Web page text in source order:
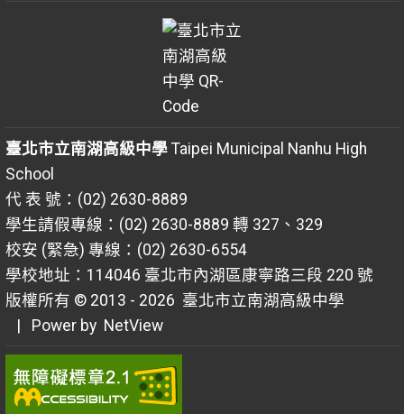
臺北市立南湖高級中學Taipei Municipal Nanhu High
School
代 表 號：(02) 2630-8889
學生請假專線：(02) 2630-8889 轉 327、329
校安 (緊急) 專線：(02) 2630-6554
學校地址：114046 臺北市內湖區康寧路三段 220 號
版權所有 © 2013 - 2026 臺北市立南湖高級中學
| Power by NetView